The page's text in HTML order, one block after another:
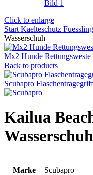
Click to enlarge
Start Kaelteschutz
Wasserschuh
Mx2 Hunde
Back to products
Scubapro Flaschentragegriff
Kailua
Wasserschuh
Marke Scubapro